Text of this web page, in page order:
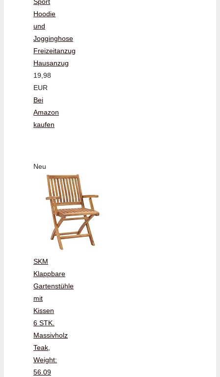
Sport
Hoodie
und
Jogginghose
Freizeitanzug
Hausanzug
19,98
EUR
Bei
Amazon
kaufen
Neu
SKM
Klappbare
Gartenstühle
mit
Kissen
6 STK.
Massivholz
Teak,
Weight:
56.09